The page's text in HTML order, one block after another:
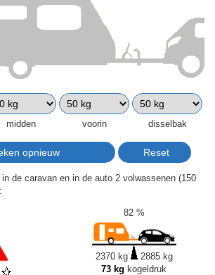
midden voorin disselbak
de caravan en in de auto 2 volwassenen (150
82 %
2370 kg
2885 kg
73 kg kogeldruk